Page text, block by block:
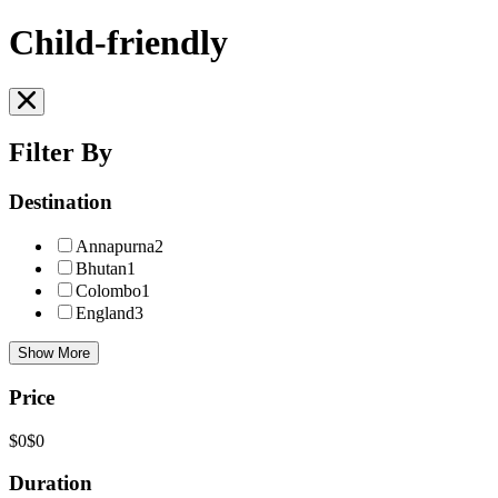
Child-friendly
Filter By
Destination
Annapurna2
Bhutan1
Colombo1
England3
Show More
Price
$0$0
Duration